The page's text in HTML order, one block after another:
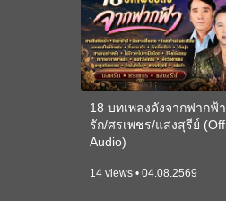
18 บทเพลงดังจากฟากฟ้
รัก/ศรเพชร/แสงสุรีย์
Audio)
14 views • 04.08.2569